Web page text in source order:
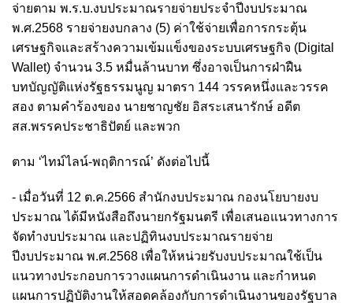
จ่ายตาม พ.ร.บ.งบประมาณรายจ่ายประจำปีงบประมาณ
พ.ศ.2568 รายจ่ายงบกลาง (5) ค่าใช้จ่ายเพื่อการกระตุ้น
เศรษฐกิจและสร้างความเข้มแข็งของระบบเศรษฐกิจ (Digital
Wallet) จำนวน 3.5 หมื่นล้านบาท ซึ่งอาจเป็นการฝ่าฝืน
บทบัญญัติแห่งรัฐธรรมนูญ มาตรา 144 วรรคหนึ่งและวรรค
สอง ตามคำร้องของ นายชาญชัย อิสระเสนารักษ์ อดีต
สส.พรรคประชาธิปัตย์ และพวก
ตาม ‘ไทม์ไลน์-พฤติการณ์’ ดังต่อไปนี้
- เมื่อวันที่ 12 ต.ค.2566 สำนักงบประมาณ กองนโยบายงบ
ประมาณ ได้มีหนังสือถึงนายกรัฐมนตรี เพื่อเสนอแนวทางการ
จัดทำงบประมาณ และปฏิทินงบประมาณรายจ่าย
ปีงบประมาณ พ.ศ.2568 เพื่อให้หน่วยรับงบประมาณใช้เป็น
แนวทางประกอบการวางแผนการดำเนินงาน และกำหนด
แผนการปฏิบัติงานให้สอดคล้องกับการดำเนินงานของรัฐบาล